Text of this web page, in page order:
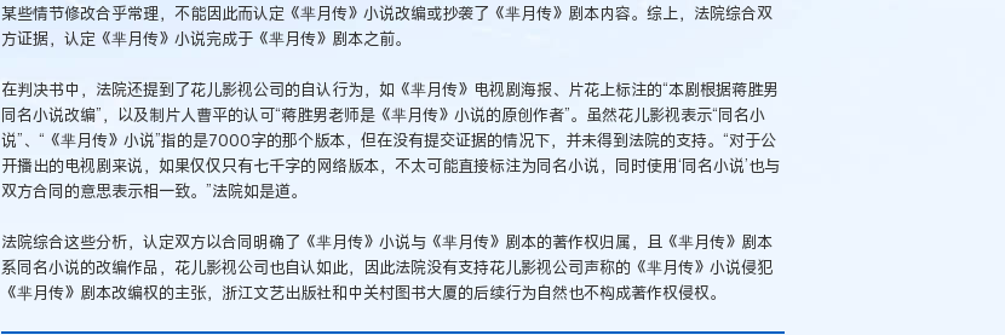
某些情节修改合乎常理，不能因此而认定《芈月传》小说改编或抄袭了《芈月传》剧本内容。综上，法院综合双
方证据，认定《芈月传》小说完成于《芈月传》剧本之前。
在判决书中，法院还提到了花儿影视公司的自认行为，如《芈月传》电视剧海报、片花上标注的“本剧根据蒋胜男
同名小说改编”，以及制片人曹平的认可“蒋胜男老师是《芈月传》小说的原创作者”。虽然花儿影视表示“同名小
说”、“《芈月传》小说”指的是7000字的那个版本，但在没有提交证据的情况下，并未得到法院的支持。“对于公
开播出的电视剧来说，如果仅仅只有七千字的网络版本，不太可能直接标注为同名小说，同时使用‘同名小说’也与
双方合同的意思表示相一致。”法院如是道。
法院综合这些分析，认定双方以合同明确了《芈月传》小说与《芈月传》剧本的著作权归属，且《芈月传》剧本
系同名小说的改编作品，花儿影视公司也自认如此，因此法院没有支持花儿影视公司声称的《芈月传》小说侵犯
《芈月传》剧本改编权的主张，浙江文艺出版社和中关村图书大厦的后续行为自然也不构成著作权侵权。